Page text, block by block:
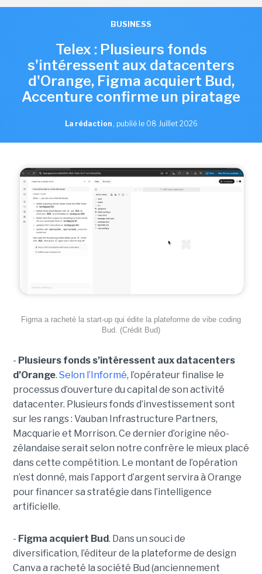
BUSINESS
Telex : Plusieurs fonds
s'intéressent aux datacenters
d'Orange, Figma acquiert Bud,
Accenture confirme un piratage
La rédaction , publié le 08 Juillet 2026
Figma a racheté la start-up qui édite la plateforme de vibe coding
Bud. (Crédit Bud)
- Plusieurs fonds s’intéressent aux datacenters
d’Orange. Selon l’Informé, l’opérateur finalise le
processus d’ouverture du capital de son activité
datacenter. Plusieurs fonds d’investissement sont
sur les rangs : Vauban Infrastructure Partners,
Macquarie et Morrison. Ce dernier d’origine néo-
zélandaise serait selon notre confrère le mieux placé
dans cette compétition. Le montant de l’opération
n’est donné, mais l’apport d’argent servira à Orange
pour financer sa stratégie dans l’intelligence
artificielle.
- Figma acquiert Bud. Dans un souci de
diversification, l’éditeur de la plateforme de design
Canva a racheté la société Bud (anciennement